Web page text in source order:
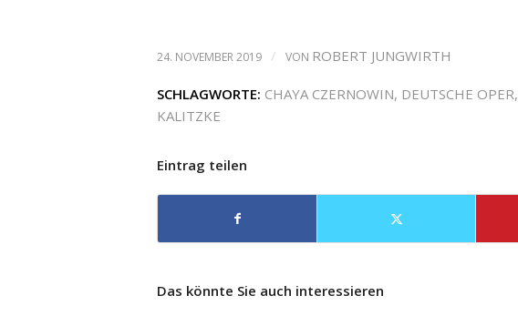
24. NOVEMBER 2019 / VON ROBERT JUNGWIRTH
SCHLAGWORTE: CHAYA CZERNOWIN, DEUTSCHE OPER,
KALITZKE
Eintrag teilen
Das könnte Sie auch interessieren